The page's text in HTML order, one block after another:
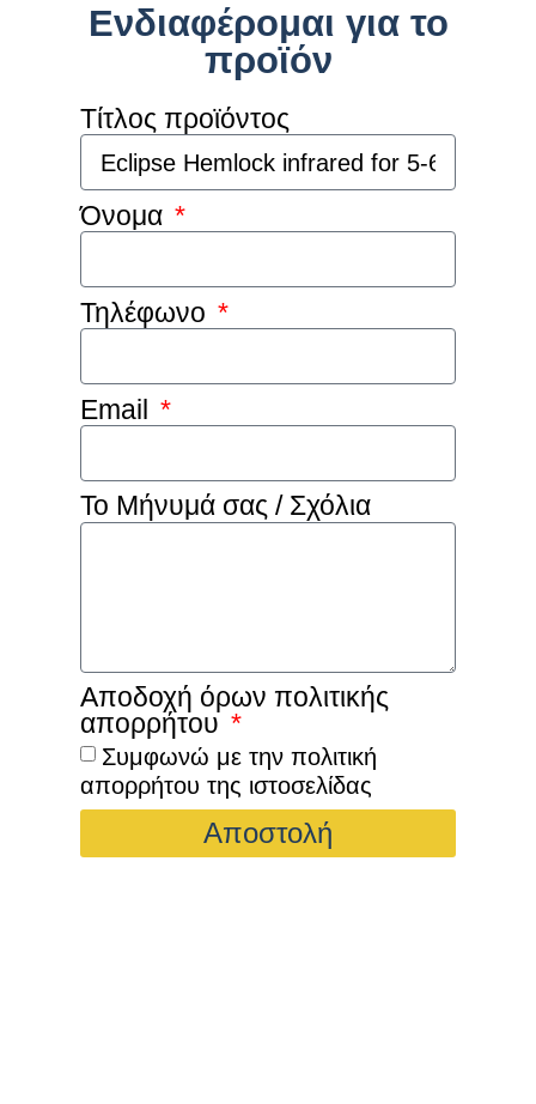
Ενδιαφέρομαι για το
προϊόν
Τίτλος προϊόντος
Όνομα
Τηλέφωνο
Email
Το Μήνυμά σας / Σχόλια
Αποδοχή όρων πολιτικής
απορρήτου
Συμφωνώ με την πολιτική
απορρήτου της ιστοσελίδας
Αποστολή